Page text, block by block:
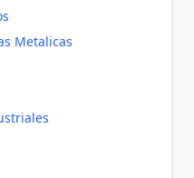
Metalicas